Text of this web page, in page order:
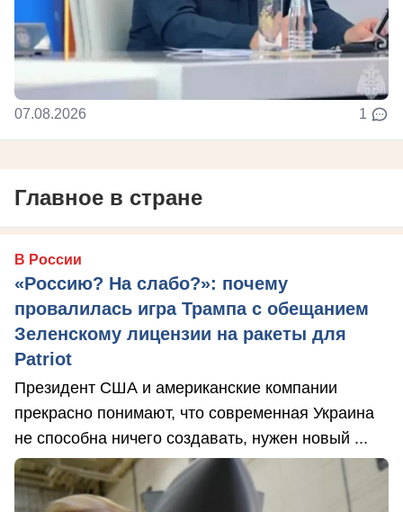
07.08.2026 1
Главное в стране
В России
«Россию? На слабо?»: почему
провалилась игра Трампа с обещанием
Зеленскому лицензии на ракеты для
Patriot
Президент США и американские компании
прекрасно понимают, что современная Украина
не способна ничего создавать, нужен новый ...